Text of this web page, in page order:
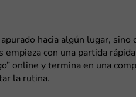
hacia algún lugar, sino
con una partida
online y termina en una
la rutina.